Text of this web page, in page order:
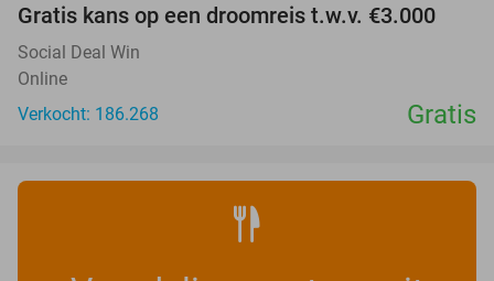
Gratis kans op een droomreis t.w.v. €3.000
Social Deal Win
Online
Verkocht: 186.268
Gratis